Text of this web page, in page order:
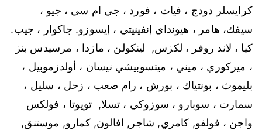
كرايسلر دودج ، فيات ، فورد ، جي ام سي ، جيو ،
سيفك، هامر ، هيونداي إنفينيتي ، إيسوزو. جاكوار ، جيب.
كيا ، لاند روفر ، لكزس,
لينكولن ، مازدا ، مرسيدس بنز
، ميركوري ، ميني ، ميتسوبيشي نيسان ، أولدزموبيل ،
بليموث ، بونتياك ، بورش ، رام صعب ، زحل ، سليل ،
سمارت ، سوبارو ، سوزوكي ، تسلا, تويوتا ، فولكس
واجن ، فولفو, كامري, شاجر, افالون, كمارو, موستنق,